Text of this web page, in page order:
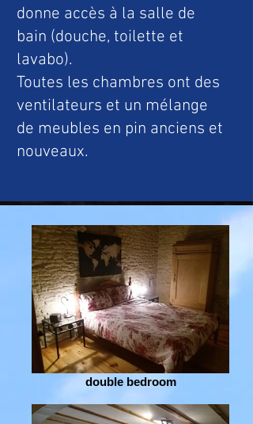
donne accès à la salle de
bain (douche, toilette et
lavabo).
Toutes les chambres ont des
ventilateurs et un mélange
de meubles en pin anciens et
nouveaux.
double bedroom